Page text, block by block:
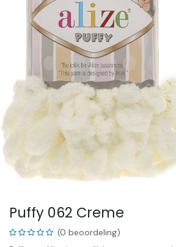
Puffy 062 Creme
(0 beoordeling)